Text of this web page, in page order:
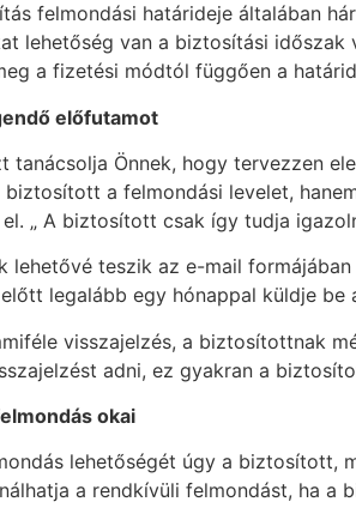
felmondási határideje általában
lehetőség van a biztosítási
a fizetési módtól függően a
előfutamot
tanácsolja Önnek, hogy tervezzen
a felmondási levelet,
„ A biztosított csak így tudja
lehetővé teszik az e-mail
legalább egy hónappal küldje be
visszajelzés, a biztosítottnak
adni, ez gyakran a
okai
lehetőségét úgy a biztosított,
a rendkívüli felmondást, ha a